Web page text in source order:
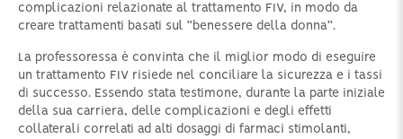
complicazioni relazionate al trattamento FIV, in modo da
creare trattamenti basati sul “benessere della donna”.
La professoressa è convinta che il miglior modo di eseguire
un trattamento FIV risiede nel conciliare la sicurezza e i tassi
di successo. Essendo stata testimone, durante la parte iniziale
della sua carriera, delle complicazioni e degli effetti
collaterali correlati ad alti dosaggi di farmaci stimolanti,